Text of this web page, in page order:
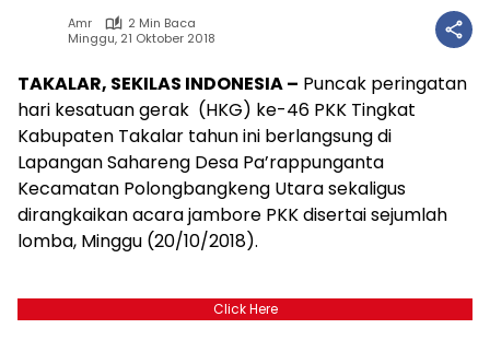
Amr
2 Min Baca
Minggu, 21 Oktober 2018
TAKALAR, SEKILAS INDONESIA – Puncak peringatan
hari kesatuan gerak (HKG) ke-46 PKK Tingkat
Kabupaten Takalar tahun ini berlangsung di
Lapangan Sahareng Desa Pa’rappunganta
Kecamatan Polongbangkeng Utara sekaligus
dirangkaikan acara jambore PKK disertai sejumlah
lomba, Minggu (20/10/2018).
Click Here